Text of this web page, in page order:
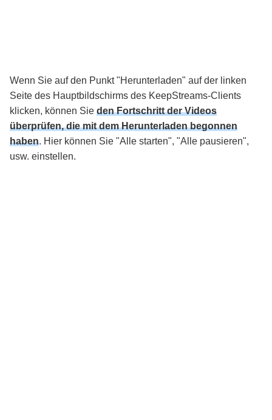
Wenn Sie auf den Punkt "Herunterladen" auf der linken
Seite des Hauptbildschirms des KeepStreams-Clients
klicken, können Sie den Fortschritt der Videos
überprüfen, die mit dem Herunterladen begonnen
haben. Hier können Sie "Alle starten", "Alle pausieren",
usw. einstellen.